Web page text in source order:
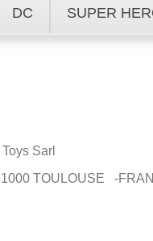
DC SUPER
Sarl
TOULOUSE -